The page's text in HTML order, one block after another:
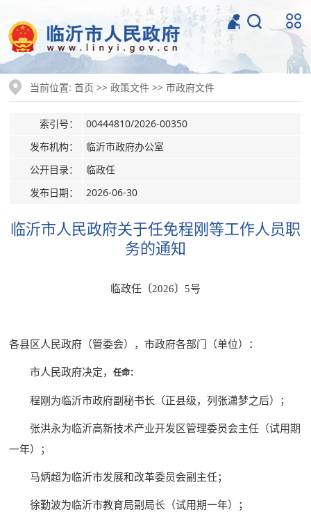
当前位置:首页 >>政策文件 >>市政府文件
索引号：
00444810/2026-00350
发布机构：
临沂市政府办公室
公开目录：
临政任
发布日期：
2026-06-30
临沂市人民政府关于任免程刚等工作人员职
务的通知
临政任〔2026〕5号
各县区人民政府（管委会），市政府各部门（单位）：
市人民政府决定，任命：
程刚为临沂市政府副秘书长（正县级，列张潇梦之后）；
张洪永为临沂高新技术产业开发区管理委员会主任（试用期
一年）；
马炳超为临沂市发展和改革委员会副主任；
徐勤波为临沂市教育局副局长（试用期一年）；